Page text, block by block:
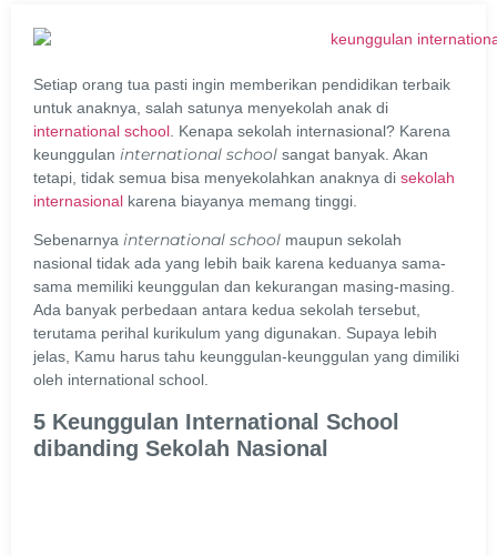
Setiap orang tua pasti ingin memberikan pendidikan terbaik
untuk anaknya, salah satunya menyekolah anak di
international school . Kenapa sekolah internasional? Karena
keunggulan international school sangat banyak. Akan
tetapi, tidak semua bisa menyekolahkan anaknya di sekolah
internasional karena biayanya memang tinggi.
Sebenarnya international school maupun sekolah
nasional tidak ada yang lebih baik karena keduanya sama-
sama memiliki keunggulan dan kekurangan masing-masing.
Ada banyak perbedaan antara kedua sekolah tersebut,
terutama perihal kurikulum yang digunakan. Supaya lebih
jelas, Kamu harus tahu keunggulan-keunggulan yang dimiliki
oleh international school.
5 Keunggulan International School
dibanding Sekolah Nasional